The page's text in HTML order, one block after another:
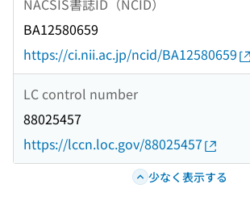
BA12580659
https://ci.nii.ac.jp/ncid/BA12580659
LC control number
88025457
https://lccn.loc.gov/88025457
少なく表示する